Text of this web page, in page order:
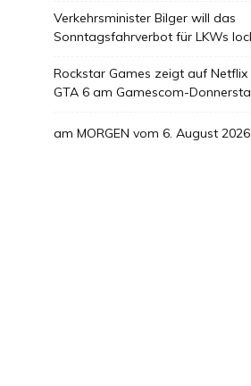
Verkehrsminister Bilger will das
Sonntagsfahrverbot für LKWs
Rockstar Games zeigt auf Netflix
GTA 6 am Gamescom-
am MORGEN vom 6. August 2026